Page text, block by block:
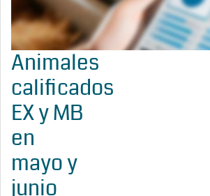
Animales
calificados
EX y MB
en
mayo y
junio